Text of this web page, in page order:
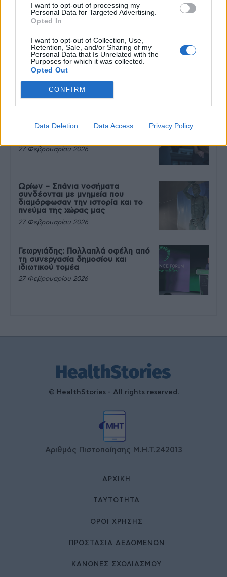
I want to opt-out of processing my
Personal Data for Targeted Advertising.
Opted In
I want to opt-out of Collection, Use,
Retention, Sale, and/or Sharing of my
Personal Data that Is Unrelated with the
Purposes for which it was collected.
Opted Out
CONFIRM
Data Deletion Data Access Privacy Policy
27 Φεβρουαρίου 2026
Πάνω από 100 μωρά έχουν
γεννηθεί μέσω εξωσωματικής, με
την υποστήριξη της Be-Live
Μεταπροπονητική πείνα: Ο λόγος
που θέλεις να καταβροχθίσεις τα
27 Φεβρουαρίου 2026
Ωρίων – Σπάνια νοσήματα
συνδέονται με μνημεία που
διαμόρφωσαν την ιστορία και το
πνεύμα της χώρας μας
27 Φεβρουαρίου 2026
Γεωργιάδης: Πολλαπλά οφέλη από
τη συνεργασία δημοσίου και
ιδιωτικού τομέα
27 Φεβρουαρίου 2026
© HealthStories - All rights reserved.
Αριθμός Πιστοποίησης Μ.Η.Τ.242013
ΑΡΧΙΚΉ
ΤΑΥΤΌΤΗΤΑ
ΌΡΟΙ ΧΡΉΣΗΣ
ΠΡΟΣΤΑΣΙΑ ΔΕΔΟΜΕΝΩΝ
ΚΑΝΟΝΕΣ ΣΧΟΛΙΑΣΜΟΥ